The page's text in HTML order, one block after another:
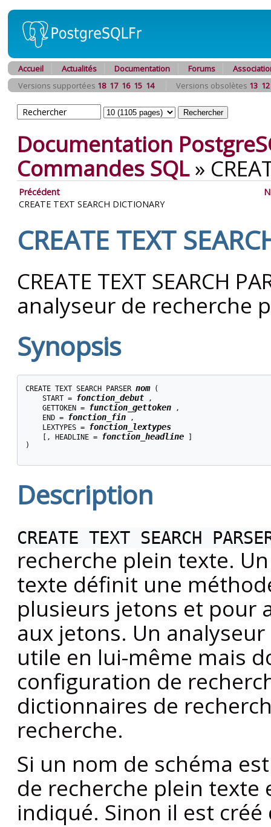
Accueil Actualités Documentation Forums
Versions supportées 18 17 16 15 14 Versions obsolètes 13 12
Documentation
Commandes SQL»
Précédent
CREATE TEXT SEARCH DICTIONARY
CREATE TEXT
CREATE TEXT SEARCH
analyseur de recherche
Synopsis
CREATE TEXT SEARCH PARSER nom (
    START =
fonction_debut ,
    GETTOKEN =
function_gettoken ,
    END =
fonction_fin ,
    LEXTYPES =
fonction_lextypes
    [, HEADLINE =
fonction_headline ]
)
Description
CREATE TEXT SEARCH
recherche plein texte.
texte définit une
plusieurs jetons et pour
aux jetons. Un
utile en lui-même mais
configuration de
dictionnaires de
recherche.
Si un nom de schéma
de recherche plein texte
indiqué. Sinon il est